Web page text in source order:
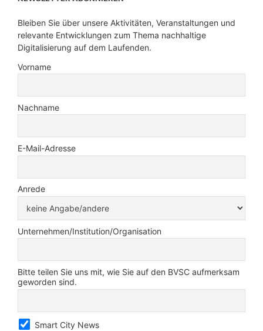
Bleiben Sie über unsere Aktivitäten, Veranstaltungen und
relevante Entwicklungen zum Thema nachhaltige
Digitalisierung auf dem Laufenden.
Vorname
Nachname
E-Mail-Adresse
Anrede
Unternehmen/Institution/Organisation
Bitte teilen Sie uns mit, wie Sie auf den BVSC aufmerksam
geworden sind.
Smart City News